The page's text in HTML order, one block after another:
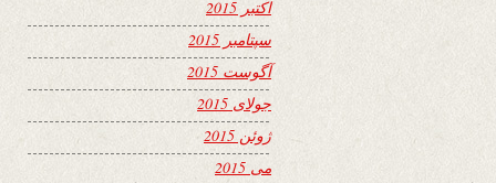
اکتبر 2015
سپتامبر 2015
آگوست 2015
جولای 2015
ژوئن 2015
می 2015